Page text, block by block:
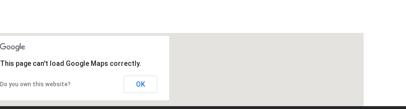
This page can't load Google Maps correctly.
Do you own this website? OK